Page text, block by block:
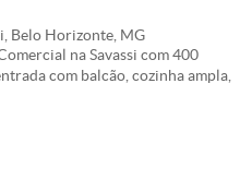
Belo Horizonte, MG
na Savassi com 400
com balcão, cozinha ampla,